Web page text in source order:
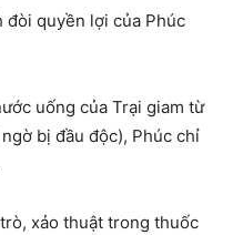
đòi quyền lợi của Phúc
uống của Trại giam từ
bị đầu độc), Phúc chỉ
xảo thuật trong thuốc